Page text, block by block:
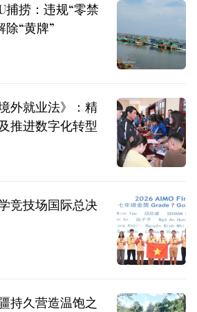
捕捞：违规“零禁
除“黄牌”
外就业法》：精
推进数字化转型
竞技场国际总决
持久营造温饱之